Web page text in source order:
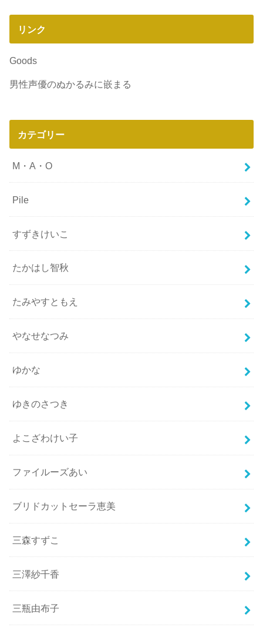
リンク
Goods
男性声優のぬかるみに嵌まる
カテゴリー
M・A・O
Pile
すずきけいこ
たかはし智秋
たみやすともえ
やなせなつみ
ゆかな
ゆきのさつき
よこざわけい子
ファイルーズあい
ブリドカットセーラ恵美
三森すずこ
三澤紗千香
三瓶由布子